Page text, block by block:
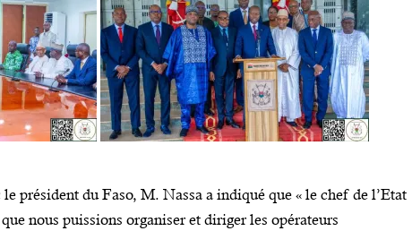
le président du Faso, M. Nassa a indiqué que « le chef de l’Etat
nous puissions organiser et diriger les opérateurs